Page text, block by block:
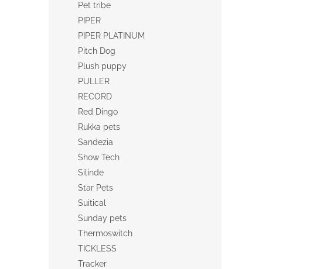
Pet tribe
PIPER
PIPER PLATINUM
Pitch Dog
Plush puppy
PULLER
RECORD
Red Dingo
Rukka pets
Sandezia
Show Tech
Silinde
Star Pets
Suitical
Sunday pets
Thermoswitch
TICKLESS
Tracker